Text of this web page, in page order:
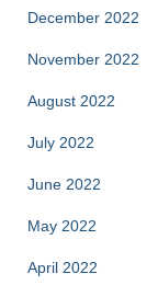
December 2022
November 2022
August 2022
July 2022
June 2022
May 2022
April 2022